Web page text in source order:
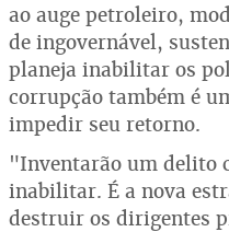
ao auge petroleiro,
de ingovernável,
planeja inabilitar os
corrupção também é
impedir seu retorno.
"Inventarão um delito
inabilitar. É a nova
destruir os dirigentes